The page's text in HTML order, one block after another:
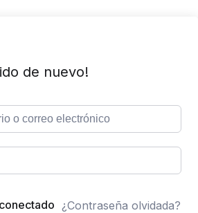
de nuevo!
¿Contraseña olvidada?